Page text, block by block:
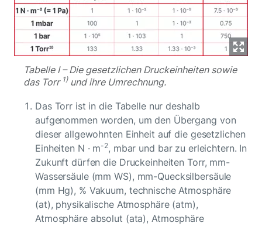
Tabelle I – Die gesetzlichen Druckeinheiten sowie
das Torr 1)und ihre Umrechnung.
Das Torr ist in die Tabelle nur deshalb
aufgenommen worden, um den Übergang von
dieser allgewohnten Einheit auf die gesetzlichen
Einheiten N · m-2, mbar und bar zu erleichtern. In
Zukunft dürfen die Druckeinheiten Torr, mm-
Wassersäule (mm WS), mm-Quecksilbersäule
(mm Hg), % Vakuum, technische Atmosphäre
(at), physikalische Atmosphäre (atm),
Atmosphäre absolut (ata), Atmosphäre